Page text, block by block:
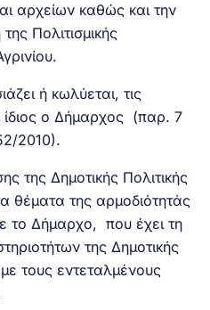
αρχείων καθώς και την
Πολιτισμικής
ή κωλύεται, τις
ίδιος ο Δήμαρχος (παρ. 7
2010).
της Δημοτικής Πολιτικής
θέματα της αρμοδιότητάς
το Δήμαρχο, που έχει τη
της Δημοτικής
τους εντεταλμένους